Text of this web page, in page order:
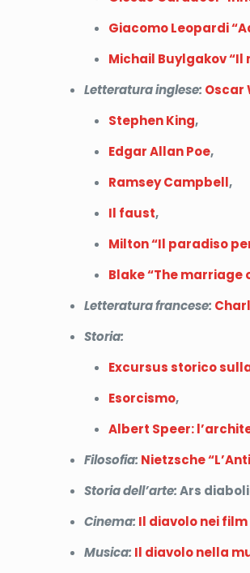
Giacomo Leopardi
Michail Buylgakov
Letteratura inglese: Oscar
Stephen King,
Edgar Allan Poe,
Ramsey Campbell,
Il faust,
Milton “Il paradiso
Blake “The marriage
Letteratura francese:
Storia:
Excursus storico
Esorcismo,
Albert Speer:
Filosofia: Nietzsche
Storia dell’arte:Ars
Cinema: Il diavolo nei film
Musica: Il diavolo nella